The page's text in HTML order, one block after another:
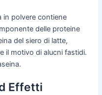
in polvere contiene
delle proteine
del siero di latte,
il motivo di alucni fastidi.
Effetti